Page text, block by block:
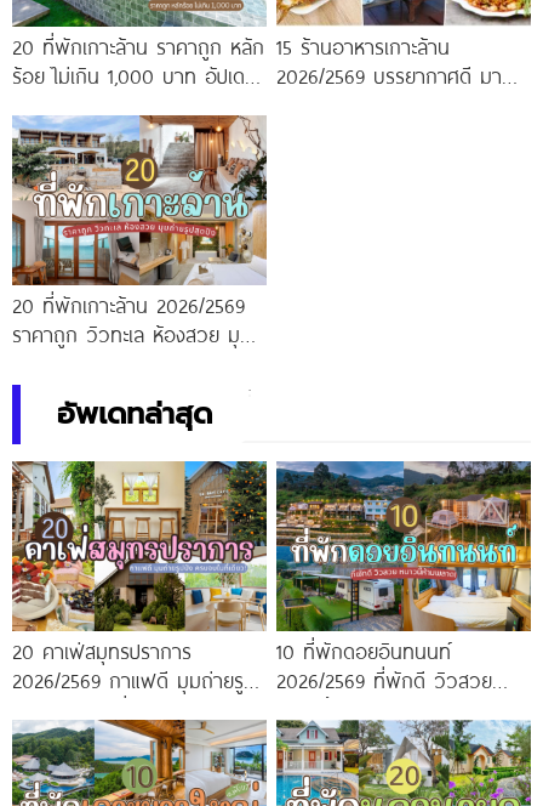
20 ที่พักเกาะล้าน ราคาถูก หลัก
ร้อย ไม่เกิน 1,000 บาท อัปเดต
15 ร้านอาหารเกาะล้าน
2026/2569 บรรยากาศดี มา
20 ที่พักเกาะล้าน 2026/2569
ราคาถูก วิวทะเล ห้องสวย มุม
อัพเดทล่าสุด
20 คาเฟ่สมุทรปราการ
2026/2569 กาแฟดี มุมถ่ายรูป
10 ที่พักดอยอินทนนท์
2026/2569 ที่พักดี วิวสวย